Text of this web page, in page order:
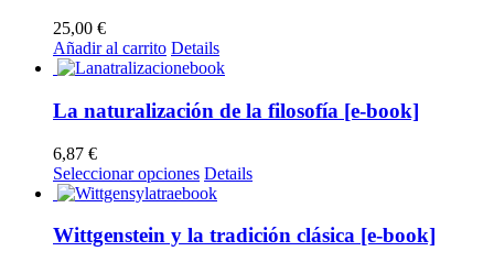
25,00 €
Añadir al carrito Details
La naturalización de la filosofía [e-book]
6,87 €
Seleccionar opciones Este
producto
múltiples
Details
Wittgenstein y la tradición clásica [e-book]